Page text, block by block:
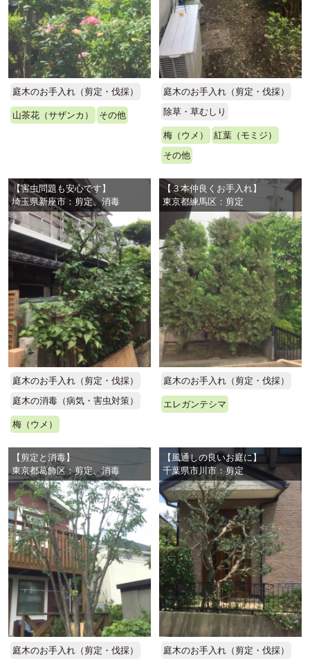
庭木のお手入れ（剪定・伐採）
山茶花（サザンカ） その他
庭木のお手入れ（剪定・伐採）
除草・草むしり
梅（ウメ）
紅葉（モミジ）
その他
【害虫問題も安心です】
埼玉県新座市：剪定、消毒
庭木のお手入れ（剪定・伐採）
庭木の消毒（病気・害虫対策）
梅（ウメ）
【３本仲良くお手入れ】
東京都練馬区：剪定
庭木のお手入れ（剪定・伐採）
エレガンテシマ
【剪定と消毒】
東京都葛飾区：剪定、消毒
庭木のお手入れ（剪定・伐採）
【風通しの良いお庭に】
千葉県市川市：剪定
庭木のお手入れ（剪定・伐採）